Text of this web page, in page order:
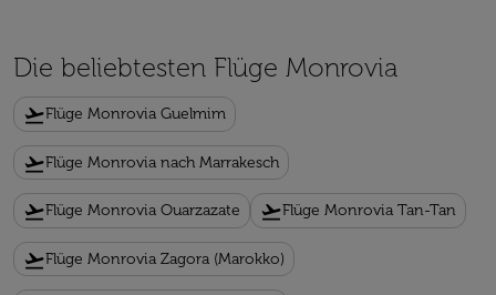
Die beliebtesten Flüge Monrovia
flight_takeoffFlüge Monrovia Guelmim
flight_takeoffFlüge Monrovia nach Marrakesch
flight_takeoffFlüge Monrovia Ouarzazate flight_takeoffFlüge Monrovia Tan-Tan
flight_takeoffFlüge Monrovia Zagora (Marokko)